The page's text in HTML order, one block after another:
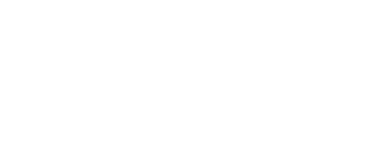
ト履歴」に記載の